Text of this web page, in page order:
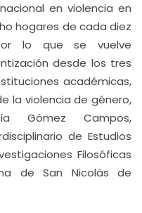
en violencia en
hogares de cada diez
lo que se vuelve
desde los tres
académicas,
la violencia de género,
Gómez Campos,
de Estudios
Filosóficas
de San Nicolás de